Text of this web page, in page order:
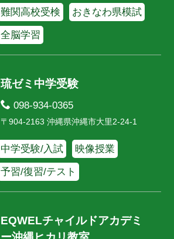
難関高校受検 おきなわ県模試
全脳学習
琉ゼミ中学受験
098-934-0365
〒904-2163 沖縄県沖縄市大里2-24-1
中学受験/入試 映像授業
予習/復習/テスト
EQWELチャイルドアカデミ